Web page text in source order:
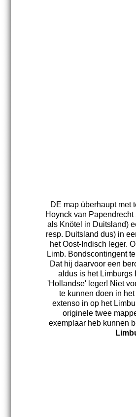
DE map überhaupt met
Hoynck van
als Knötel in Duitsland)
resp. Duitsland dus) in
het Oost-Indisch leger.
Limb. Bondscontingent
Dat hij daarvoor een
aldus is het Limburgs
'Hollandse' leger! Niet
te kunnen doen in
extenso in op het
originele twee
exemplaar heb kunnen